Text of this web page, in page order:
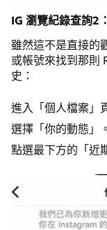
IG 瀏覽紀錄查詢2
雖然這不是直接的
或帳號來找到那則
史：
進入「個人檔案」
選擇「你的動態」。
點選最下方的「近